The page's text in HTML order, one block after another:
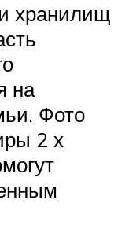
хранилищ
на
Фото
2 х